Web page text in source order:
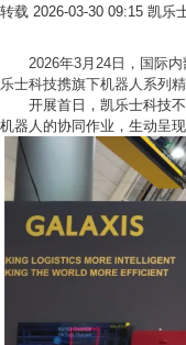
转载 2026-03-30 09:15 凯乐
2026年3月24日，国际
乐士科技携旗下机器人系列
开展首日，凯乐士科技
机器人 的协同作业，生动呈